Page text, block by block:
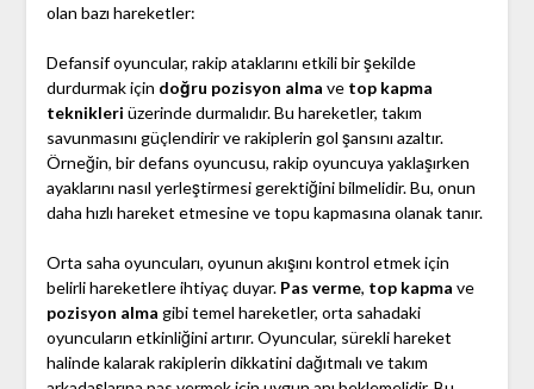
olan bazı hareketler:
Defansif oyuncular, rakip ataklarını etkili bir şekilde
durdurmak için doğru pozisyon alma ve top kapma
teknikleri üzerinde durmalıdır. Bu hareketler, takım
savunmasını güçlendirir ve rakiplerin gol şansını azaltır.
Örneğin, bir defans oyuncusu, rakip oyuncuya yaklaşırken
ayaklarını nasıl yerleştirmesi gerektiğini bilmelidir. Bu, onun
daha hızlı hareket etmesine ve topu kapmasına olanak tanır.
Orta saha oyuncuları, oyunun akışını kontrol etmek için
belirli hareketlere ihtiyaç duyar. Pas verme, top kapma ve
pozisyon alma gibi temel hareketler, orta sahadaki
oyuncuların etkinliğini artırır. Oyuncular, sürekli hareket
halinde kalarak rakiplerin dikkatini dağıtmalı ve takım